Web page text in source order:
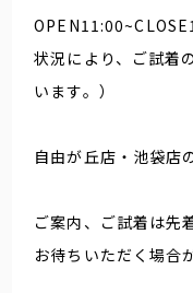
状況により、ご試着
います。）
自由が丘店・池袋店
ご案内、ご試着は先
お待ちいただく場合